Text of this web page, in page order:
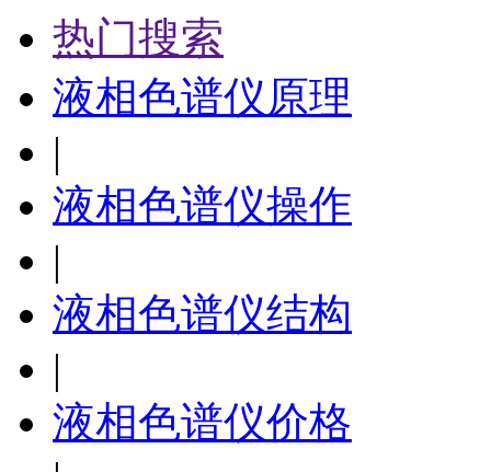
热门搜索
液相色谱仪原理
|
液相色谱仪操作
|
液相色谱仪结构
|
液相色谱仪价格